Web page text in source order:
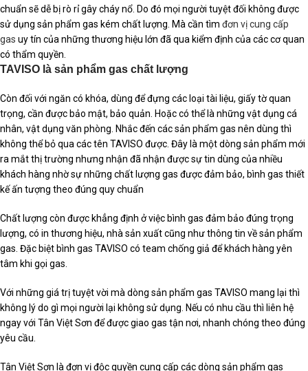
chuẩn sẽ dễ bị rò rỉ gây cháy nổ. Do đó mọi người tuyệt đối không được
sử dụng sản phẩm gas kém chất lượng. Mà cần tìm đơn vị cung cấp
gas uy tín của những thương hiệu lớn đã qua kiểm định của các cơ quan
có thẩm quyền.
TAVISO là sản phẩm gas chất lượng
Còn đối với ngăn có khóa, dùng để đựng các loại tài liệu, giấy tờ quan
trọng, cần được bảo mật, bảo quản. Hoặc có thể là những vật dụng cá
nhân, vật dụng văn phòng. Nhắc đến các sản phẩm gas nên dùng thì
không thể bỏ qua các tên TAVISO được. Đây là một dòng sản phẩm mới
ra mắt thị trường nhưng nhận đã nhận được sự tin dùng của nhiều
khách hàng nhờ sự những chất lượng gas được đảm bảo, bình gas thiết
kế ấn tượng theo đúng quy chuẩn
Chất lượng còn được khẳng định ở việc bình gas đảm bảo đúng trọng
lượng, có in thương hiệu, nhà sản xuất cũng như thông tin về sản phẩm
gas. Đặc biệt bình gas TAVISO có team chống giả để khách hàng yên
tâm khi gọi gas.
Với những giá trị tuyệt vời mà dòng sản phẩm gas TAVISO mang lại thì
không lý do gì mọi người lại không sử dụng. Nếu có nhu cầu thì liên hệ
ngay với Tân Việt Sơn để được giao gas tận nơi, nhanh chóng theo đúng
yêu cầu.
Tân Việt Sơn là đơn vị độc quyền cung cấp các dòng sản phẩm gas